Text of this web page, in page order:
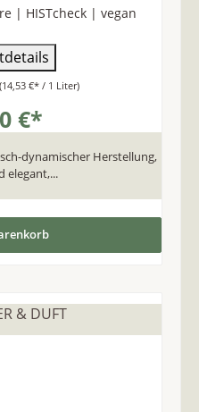
| HISTcheck | vegan
(14,53 €* / 1 Liter)
€*
dynamischer Herstellung,
elegant,...
& DUFT